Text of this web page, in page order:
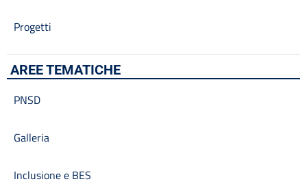
Progetti
AREE TEMATICHE
PNSD
Galleria
Inclusione e BES